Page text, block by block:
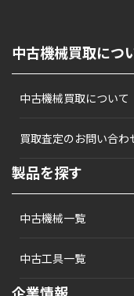
中古機械買取につ
中古機械買取について
買取査定のお問い合わ
製品を探す
中古機械一覧
中古工具一覧